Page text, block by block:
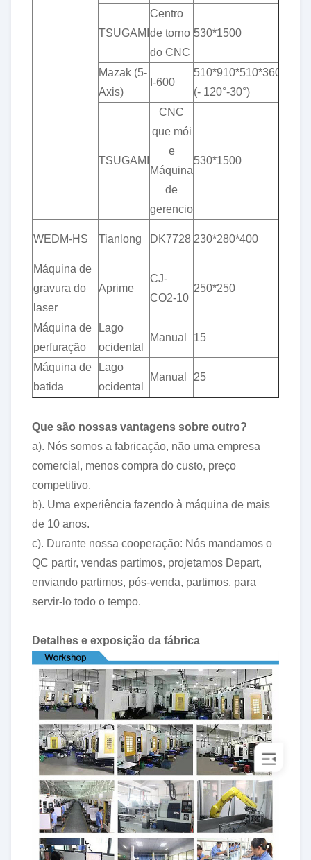
TSUGAMI
Centro
de torno
do CNC
530*1500
Mazak (5-
Axis)
I-600
510*910*510*360°*
(- 120°-30°)
TSUGAMI
CNC
que mói
e
Máquina
de
gerencio
530*1500
WEDM-HS Tianlong DK7728 230*280*400
Máquina de
gravura do
laser
Aprime
CJ-
CO2-10
250*250
Máquina de
perfuração
Lago
ocidental
Manual 15
Máquina de
batida
Lago
ocidental
Manual 25
Que são nossas vantagens sobre outro?
a). Nós somos a fabricação, não uma empresa
comercial, menos compra do custo, preço
competitivo.
b). Uma experiência fazendo à máquina de mais
de 10 anos.
c). Durante nossa cooperação: Nós mandamos o
QC partir, vendas partimos, projetamos Depart,
enviando partimos, pós-venda, partimos, para
servir-lo todo o tempo.
Detalhes e exposição da fábrica